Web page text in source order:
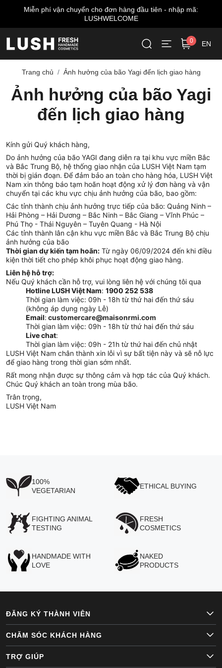
Miễn phí vận chuyển cho đơn hàng đầu tiên - nhập mã:
LUSHWELCOME
0 EN
Trang chủ Ảnh hưởng của bão Yagi đến lịch giao hàng
Ảnh hưởng của bão Yagi
đến lịch giao hàng
Kính gửi Quý khách hàng,
Do ảnh hưởng của bão YAGI đang diễn ra tại khu vực miền Bắc
và Bắc Trung Bộ, hệ thống giao nhận của LUSH Việt Nam tạm
thời bị gián đoạn. Để đảm bảo an toàn cho hàng hóa, LUSH Việt
Nam xin thông báo tạm hoãn hoạt động xử lý đơn hàng và vận
chuyển tại các khu vực chịu ảnh hưởng của bão, bao gồm:
Các tỉnh thành chịu ảnh hưởng trực tiếp của bão: Quảng Ninh –
Hải Phòng – Hải Dương – Bắc Ninh – Bắc Giang – Vĩnh Phúc –
Phú Thọ - Thái Nguyên – Tuyên Quang - Hà Nội
Các tỉnh thành lân cận khu vực miền Bắc và Bắc Trung Bộ chịu
ảnh hưởng của bão
Thời gian dự kiến tạm hoãn: Từ ngày 06/09/2024 đến khi điều
kiện thời tiết cho phép khôi phục hoạt động giao hàng.
Liên hệ hỗ trợ:
Nếu Quý khách cần hỗ trợ, vui lòng liên hệ với chúng tôi qua
Hotline LUSH Việt Nam: 1900 252 538
Thời gian làm việc: 09h - 18h từ thứ hai đến thứ sáu
(không áp dụng ngày Lễ)
Email: customercare@maisonrmi.com
Thời gian làm việc: 09h - 18h từ thứ hai đến thứ sáu
Live chat:
Thời gian làm việc: 09h - 21h từ thứ hai đến chủ nhật
LUSH Việt Nam chân thành xin lỗi vì sự bất tiện này và sẽ nỗ lực
để giao hàng trong thời gian sớm nhất.
Rất mong nhận được sự thông cảm và hợp tác của Quý khách.
Chúc Quý khách an toàn trong mùa bão.
Trân trọng,
LUSH Việt Nam
100%
VEGETARIAN
ETHICAL BUYING
FIGHTING ANIMAL
TESTING
FRESH
COSMETICS
HANDMADE WITH
LOVE
NAKED
PRODUCTS
ĐĂNG KÝ THÀNH VIÊN
CHĂM SÓC KHÁCH HÀNG
TRỢ GIÚP